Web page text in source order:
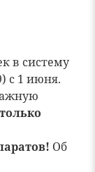
в систему
с 1 июня.
Об